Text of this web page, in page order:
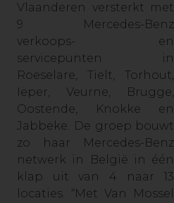
Vlaanderen versterkt met
9 Mercedes-Benz
verkoops- en
servicepunten in
Roeselare, Tielt, Torhout,
Ieper, Veurne, Brugge,
Oostende, Knokke en
Jabbeke. De groep bouwt
zo haar Mercedes-Benz
netwerk in België in één
klap uit van 4 naar 13
locaties. “Met Van Mossel